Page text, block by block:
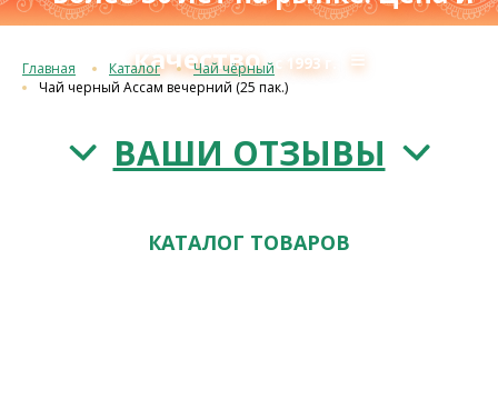
качество с 1993 г. ≡
Главная Каталог
Чай чёрный
Чай черный Ассам вечерний (25 пак.)
ВАШИ ОТЗЫВЫ
КАТАЛОГ ТОВАРОВ